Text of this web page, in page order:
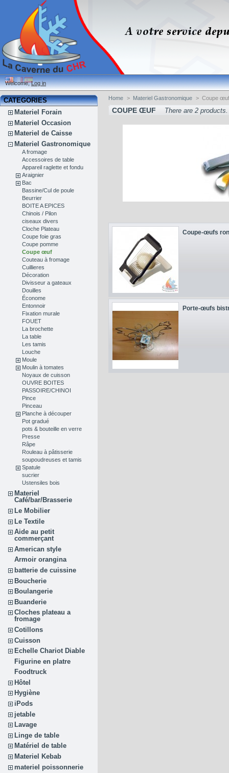
Welcome,Log in
CATEGORIES
Materiel Forain
Materiel Occasion
Materiel de Caisse
Materiel Gastronomique
A fromage
Accessoires de table
Appareil raglette et fondu
Araignier
Bac
Bassine/Cul de poule
Beurrier
BOITE A EPICES
Chinois / Pilon
ciseaux divers
Cloche Plateau
Coupe foie gras
Coupe pomme
Coupe œuf
Couteau à fromage
Cuillieres
Décoration
Divisseur a gateaux
Douilles
Économe
Entonnoir
Fixation murale
FOUET
La brochette
La table
Les tamis
Louche
Moule
Moulin à tomates
Noyaux de cuisson
OUVRE BOITES
PASSOIRE/CHINOI
Pince
Pinceau
Planche à découper
Pot gradué
pots & bouteille en verre
Presse
Râpe
Rouleau à pâtisserie
soupoudreuses et tamis
Spatule
sucrier
Ustensiles bois
Materiel
Café/bar/Brasserie
Le Mobilier
Le Textile
Aide au petit
commerçant
American style
Armoir orangina
batterie de cuissine
Boucherie
Boulangerie
Buanderie
Cloches plateau a
fromage
Cotillons
Cuisson
Echelle Chariot Diable
Figurine en platre
Foodtruck
Hôtel
Hygiène
iPods
jetable
Lavage
Linge de table
Matériel de table
Materiel Kebab
materiel poissonnerie
Home > Materiel Gastronomique > Coupe
COUPE ŒUF There are 2 products.
Coupe-œufs
Porte-œufs